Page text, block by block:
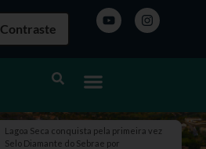
Contraste
Lagoa Seca conquista pela primeira vez
Selo Diamante do Sebrae por